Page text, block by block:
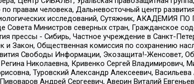
правам человека, Дальневосточный центр
исследований, Сутяжник, АКАДЕМИЯ
Совета Министров северных стран, Гражданское
прессы - Сибирь, Частное учреждение в Санкт-
и Закон, Общественная комиссия по сохранению
Свободы Информации, Экозащита!-Женсовет,
Николаевна, Кривенко Сергей
Туровский Александр Алексеевич,
Андрей Сергеевич, Аверин Виталий